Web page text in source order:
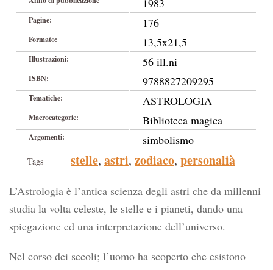
1983
Pagine: 176
Formato: 13,5x21,5
Illustrazioni: 56 ill.ni
ISBN: 9788827209295
Tematiche: ASTROLOGIA
Macrocategorie: Biblioteca magica
Argomenti: simbolismo
Tags stelle, astri, zodiaco, personalià
L’Astrologia è l’antica scienza degli astri che da millenni
studia la volta celeste, le stelle e i pianeti, dando una
spiegazione ed una interpretazione dell’universo.
Nel corso dei secoli; l’uomo ha scoperto che esistono